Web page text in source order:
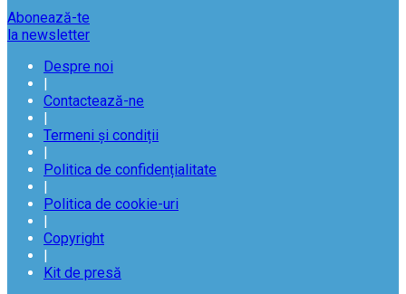
Abonează-te
la newsletter
Despre noi
|
Contactează-ne
|
Termeni și condiții
|
Politica de confidențialitate
|
Politica de cookie-uri
|
Copyright
|
Kit de presă